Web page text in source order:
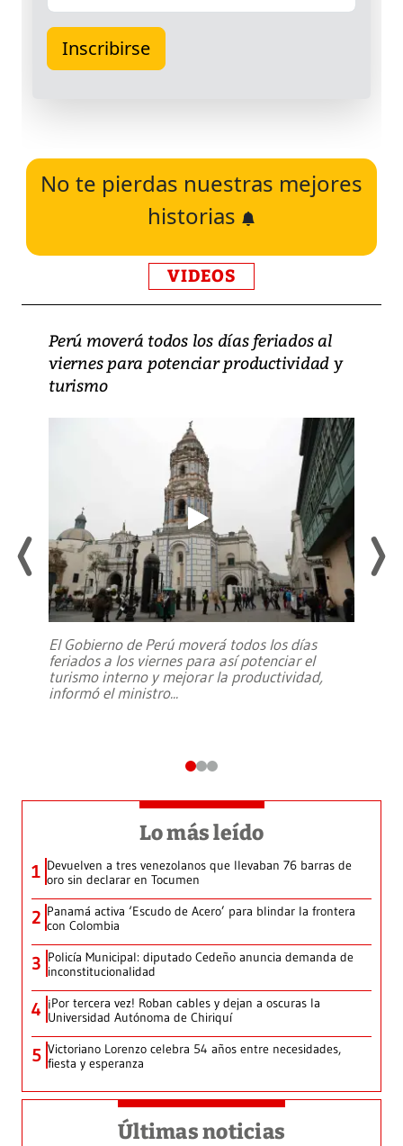
No te pierdas nuestras mejores
historias
VIDEOS
Perú moverá todos los días feriados al
viernes para potenciar productividad y
turismo
El Gobierno de Perú moverá todos los días
feriados a los viernes para así potenciar el
turismo interno y mejorar la productividad,
informó el ministro...
Lo más leído
1 Devuelven a tres venezolanos que llevaban 76 barras de
oro sin declarar en Tocumen
2 Panamá activa ‘Escudo de Acero’ para blindar la frontera
con Colombia
3 Policía Municipal: diputado Cedeño anuncia demanda de
inconstitucionalidad
4 ¡Por tercera vez! Roban cables y dejan a oscuras la
Universidad Autónoma de Chiriquí
5 Victoriano Lorenzo celebra 54 años entre necesidades,
fiesta y esperanza
Últimas noticias